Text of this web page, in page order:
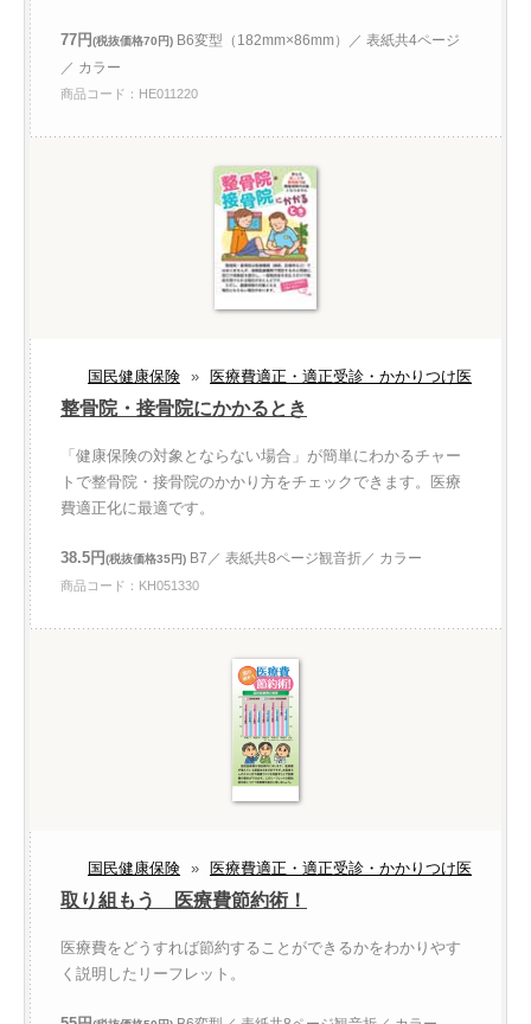
77円(税抜価格70円) B6変型（182mm×86mm）／ 表紙共4ページ
／ カラー
商品コード：HE011220
国民健康保険 » 医療費適正・適正受診・かかりつけ医
整骨院・接骨院にかかるとき
「健康保険の対象とならない場合」が簡単にわかるチャー
トで整骨院・接骨院のかかり方をチェックできます。医療
費適正化に最適です。
38.5円(税抜価格35円) B7／ 表紙共8ページ観音折／ カラー
商品コード：KH051330
国民健康保険 » 医療費適正・適正受診・かかりつけ医
取り組もう 医療費節約術！
医療費をどうすれば節約することができるかをわかりやす
く説明したリーフレット。